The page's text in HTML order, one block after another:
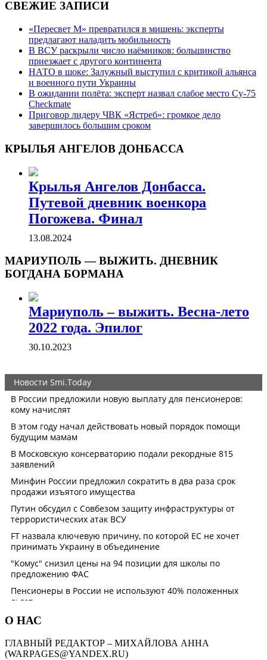
СВЕЖИЕ ЗАПИСИ
«Пересвет М» превратился в мишень: эксперты
предлагают наладить мобильность
В ВСУ раскрыли число наёмников: большинство
приезжает с другого континента
НАТО в шоке: Залужный выступил с критикой альянса
и военного пути Украины
В ожидании полёта: эксперт назвал слабое место Су-75
Checkmate
Приговор лидеру ЧВК «Ястреб»: громкое дело
завершилось большим сроком
КРЫЛЬЯ АНГЕЛОВ ДОНБАССА
Крылья Ангелов Донбасса.
Путевой дневник военкора
Погожева. Финал
13.08.2024
МАРИУПОЛЬ — ВЫЖИТЬ. ДНЕВНИК
БОГДАНА БОРМАНА
Мариуполь – выжить. Весна-лето
2022 года. Эпилог
30.10.2023
О НАС
ГЛАВНЫЙ РЕДАКТОР – МИХАЙЛОВА АННА
(WARPAGES@YANDEX.RU)